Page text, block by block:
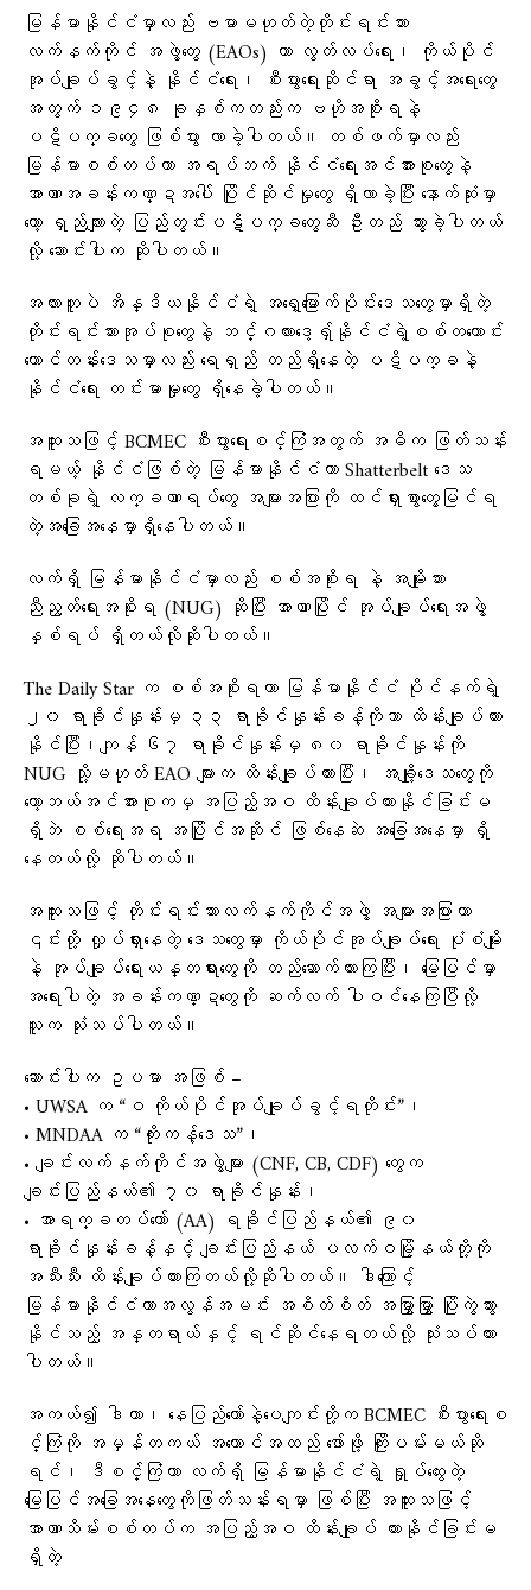
မြန်မာနိုင်ငံမှာလည်း ဗမာမဟုတ်တဲ့တိုင်းရင်းသား
လက်နက်ကိုင် အဖွဲ့တွေ (EAOs) ဟာ လွတ်လပ်ရေး၊ ကိုယ်ပိုင်
အုပ်ချုပ်ခွင့်နဲ့ နိုင်ငံရေး၊ စီးပွားရေးဆိုင်ရာ အခွင့်အရေးတွေ
အတွက် ၁၉၄၈ ခုနှစ်ကတည်းက ဗဟိုအစိုးရနဲ့
ပဋိပက္ခတွေ ဖြစ်ပွား လာခဲ့ပါတယ်။ တစ်ဖက်မှာလည်း
မြန်မာစစ်တပ်ဟာ အရပ်ဘက် နိုင်ငံရေးအင်အားစုတွေနဲ့
အာဏာအခန်းကဏ္ဍအပေါ် ပြိုင်ဆိုင်မှုတွေ ရှိလာခဲ့ပြီး နောက်ဆုံးမှာ
တော့ ရှည်လျားတဲ့ ပြည်တွင်းပဋိပက္ခတွေဆီ ဦးတည် သွားခဲ့ပါတယ်
လို့ ဆောင်းပါးက ဆိုပါတယ်။
အလားတူပဲ အိန္ဒိယနိုင်ငံရဲ့ အရှေ့မြောက်ပိုင်းဒေသတွေမှာရှိတဲ့
တိုင်းရင်းသားအုပ်စုတွေနဲ့ ဘင်္ဂလားဒေ့ရှ်နိုင်ငံရဲ့စစ်တကောင်း
တောင်တန်းဒေသမှာလည်း ရေရှည် တည်ရှိနေတဲ့ ပဋိပက္ခနဲ့
နိုင်ငံရေး တင်းမာမှုတွေ ရှိနေခဲ့ပါတယ်။
အထူးသဖြင့် BCMEC စီးပွားရေးစင်္ကြံအတွက် အဓိက ဖြတ်သန်း
ရမယ့် နိုင်ငံဖြစ်တဲ့ မြန်မာနိုင်ငံဟာ Shatterbelt ဒေသ
တစ်ခုရဲ့ လက္ခဏာရပ်တွေ အများအပြားကို ထင်ရှားစွာတွေ့မြင်ရ
တဲ့အခြေအနေမှာရှိနေပါတယ်။
လက်ရှိ မြန်မာနိုင်ငံမှာလည်း စစ်အစိုးရ နဲ့ အမျိုးသား
ညီညွတ်ရေးအစိုးရ (NUG) ဆိုပြီး အာဏာပြိုင် အုပ်ချုပ်​ရေးအဖွဲ့
နှစ်ရပ် ရှိတယ်လိုဆိုပါတယ်။
The Daily Star က စစ်အစိုးရဟာ မြန်မာနိုင်ငံ ပိုင်နက်ရဲ့
၂၀ ရာခိုင်နှုန်းမှ ၃၃ ရာခိုင်နှုန်းခန့်ကိုသာ ထိန်းချုပ်ထား
နိုင်ပြီး၊ကျန် ၆၇ ရာခိုင်နှုန်းမှ ၈၀ ရာခိုင်နှုန်းကို
NUG သို့မဟုတ် EAO များက ထိန်းချုပ်ထားပြီး၊ အချို့ဒေသတွေကို
တော့ဘယ်အင်အားစုကမှ အပြည့်အဝ ထိန်းချုပ်ထားနိုင်ခြင်းမ
ရှိဘဲ စစ်ရေးအရ အပြိုင်အဆိုင် ဖြစ်နေဆဲ အခြေအနေမှာ ရှိ
နေတယ်လို့ ဆိုပါတယ်။
အထူးသဖြင့် တိုင်းရင်းသားလက်နက်ကိုင်အဖွဲ့ အများအပြားဟာ
၎င်းတို့ လှုပ်ရှားနေတဲ့ ဒေသတွေမှာ ကိုယ်ပိုင်အုပ်ချုပ်ရေး ပုံစံမျိုး
နဲ့ အုပ်ချုပ်ရေးယန္တရားတွေကို တည်ဆောက်ထားကြပြီး၊ မြေပြင်မှာ
အရေးပါတဲ့ အခန်းကဏ္ဍတွေကို ဆက်လက် ပါဝင်နေကြပြီလို့
သူက သုံးသပ်ပါတယ်။
ဆောင်းပါးက ဥပမာ အဖြစ် –
• UWSA က “ဝ ကိုယ်ပိုင်အုပ်ချုပ်ခွင့်ရတိုင်း”၊
• MNDAA က “ကိုးကန့်ဒေသ”၊
• ချင်းလက်နက်ကိုင်အဖွဲ့များ (CNF, CB, CDF) တွေက
ချင်းပြည်နယ်၏ ၇၀ ရာခိုင်နှုန်း၊
• အာရက္ခတပ်တော် (AA) ရခိုင်ပြည်နယ်၏ ၉၀
ရာခိုင်နှုန်းခန့်နှင့် ချင်းပြည်နယ် ပလက်ဝမြို့နယ်တို့ကို
အသီးသီး ထိန်းချုပ်ထားကြတယ်လို့ဆိုပါတယ်။ ဒါကြောင့်
မြန်မာနိုင်ငံဟာအလွန်အမင်း အစိတ်စိတ် အမြွှာမြွှာ ပြိုကွဲသွား
နိုင်သည့် အန္တရာယ်နှင့် ရင်ဆိုင်နေရတယ်လို့ သုံးသပ်ထား
ပါတယ်။
အကယ်၍ ဒါကာ၊ နေပြည်တော်နဲ့ပေကျင်းတို့က BCMEC စီးပွားရေးစ
င်္ကြံကို အမှန်တကယ် အကောင်အထည် ဖော်ဖို့ ကြိုးပမ်းမယ်ဆို
ရင်၊ ဒီစင်္ကြံဟာ လက်ရှိ မြန်မာနိုင်ငံရဲ့ ရှုပ်ထွေးတဲ့
မြေပြင်အခြေအနေတွေကိုဖြတ်သန်းရမှာ ဖြစ်ပြီး အထူးသဖြင့်
အာဏာသိမ်းစစ်တပ်က အပြည့်အဝ ထိန်းချုပ် ထားနိုင်ခြင်းမ
ရှိတဲ့